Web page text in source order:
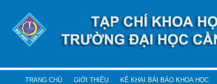
TRANG CHỦ GIỚI THIỆU KÊ KHAI BÀI BÁO KHOA HỌC